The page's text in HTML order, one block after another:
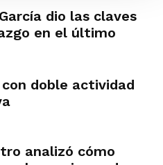
dio las claves
en el último
doble actividad
analizó cómo